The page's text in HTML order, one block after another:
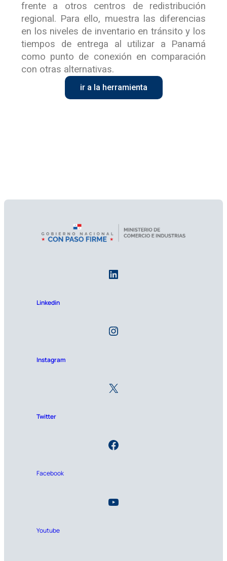
frente a otros centros de redistribución
regional. Para ello, muestra las diferencias
en los niveles de inventario en tránsito y los
tiempos de entrega al utilizar a Panamá
como punto de conexión en comparación
con otras alternativas.
ir a la herramienta
Linkedin
Instagram
Twitter
Facebook
Youtube